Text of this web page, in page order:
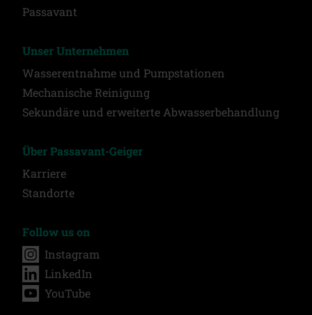
Passavant
Unser Unternehmen
Wasserentnahme und Pumpstationen
Mechanische Reinigung
Sekundäre und erweiterte Abwasserbehandlung
Über Passavant-Geiger
Karriere
Standorte
Follow us on
Instagram
LinkedIn
YouTube